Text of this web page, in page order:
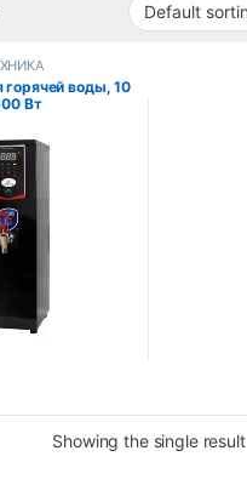
горячей воды, 10
Вт
Showing the single result